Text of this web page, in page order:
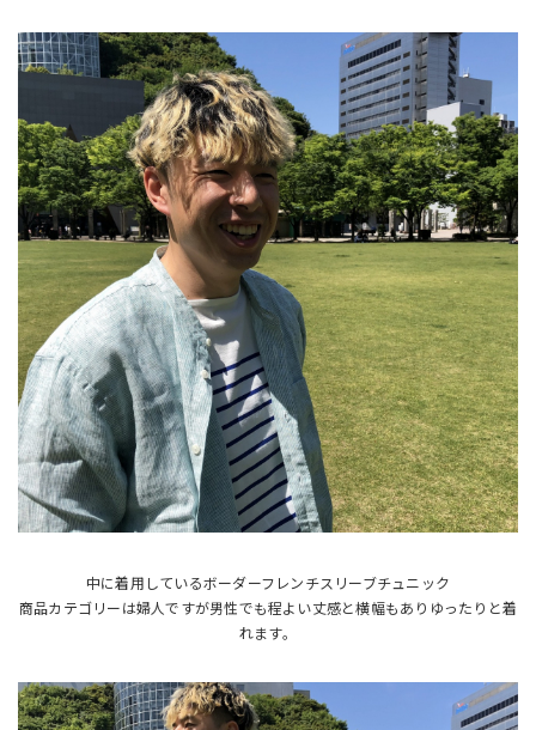
中に着用しているボーダーフレンチスリーブチュニック
商品カテゴリーは婦人ですが男性でも程よい丈感と横幅もありゆったりと着
れます。